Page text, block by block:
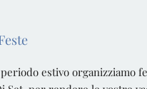
estivo organizziamo